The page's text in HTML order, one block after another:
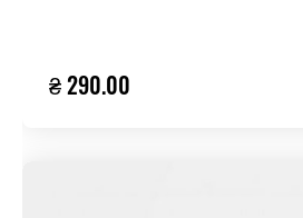
₴ 290.00